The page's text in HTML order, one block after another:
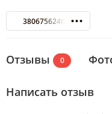
380675624686
Отзывы 0
Написать отзыв